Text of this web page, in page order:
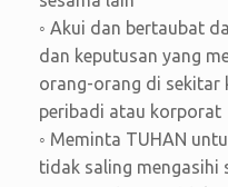
◦ Akui dan bertaubat
dan keputusan yang
orang-orang di sekitar
peribadi atau korporat
◦ Meminta TUHAN
tidak saling mengasihi